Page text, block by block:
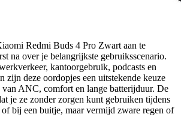
Redmi Buds 4 Pro Zwart aan te
na over je belangrijkste gebruiksscenario.
kantoorgebruik, podcasts en
zijn deze oordopjes een uitstekende keuze
ANC, comfort en lange batterijduur. De
je ze zonder zorgen kunt gebruiken tijdens
bij een buitje, maar vermijd zware regen of